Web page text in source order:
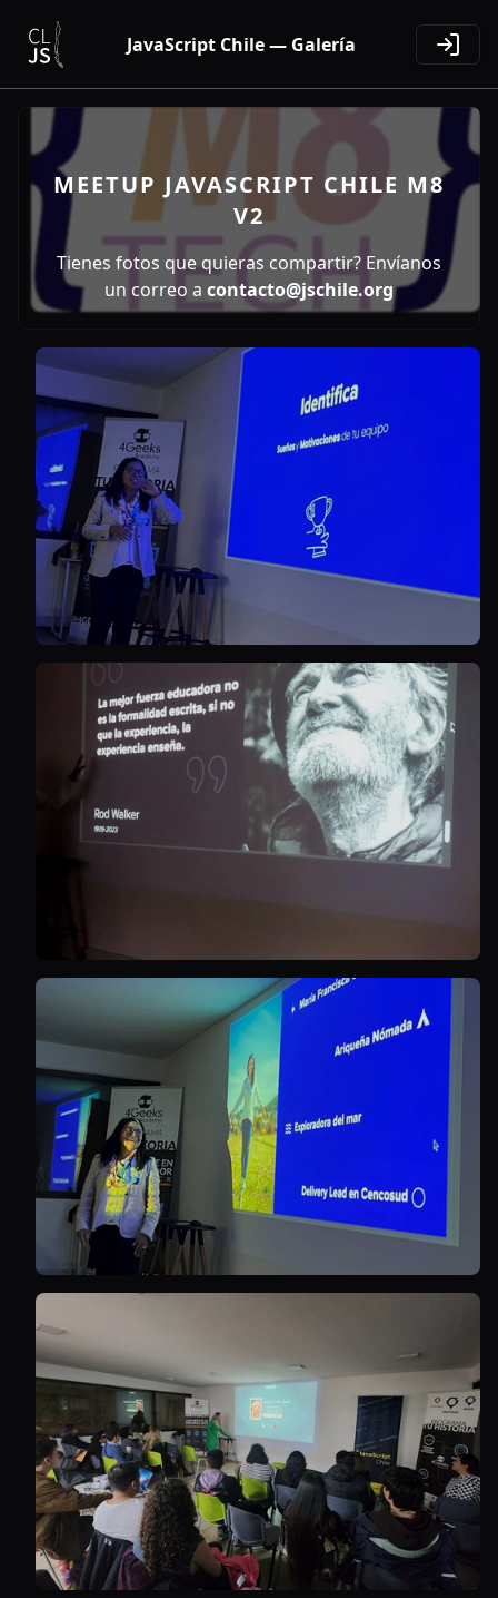
JavaScript Chile — Galería
MEETUP JAVASCRIPT CHILE M8
V2
Tienes fotos que quieras compartir? Envíanos
un correo a contacto@jschile.org